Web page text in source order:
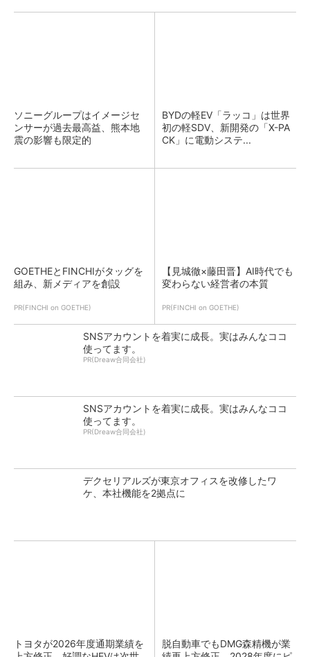
ソニーグループはイメージセ
ンサーが過去最高益、熊本地
震の影響も限定的
BYDの軽EV「ラッコ」は世界
初の軽SDV、新開発の「X-PA
CK」に電動システ...
GOETHEとFINCHIがタッグを
組み、新メディアを創設
PR(FINCHI on GOETHE)
【見城徹×藤田晋】AI時代でも
変わらない経営者の本質
PR(FINCHI on GOETHE)
SNSアカウントを着実に成長。実はみんなココ
使ってます。
PR(Dreaw合同会社)
SNSアカウントを着実に成長。実はみんなココ
使ってます。
PR(Dreaw合同会社)
デクセリアルズが東京オフィスを改修したワ
ケ、本社機能を2拠点に
トヨタが2026年度通期業績を
脱自動車でもDMG森精機が業